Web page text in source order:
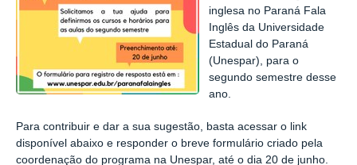
inglesa no Paraná Fala
Inglês da Universidade
Estadual do Paraná
(Unespar), para o
segundo semestre desse
ano.
Para contribuir e dar a sua sugestão, basta acessar o link
disponível abaixo e responder o breve formulário criado pela
coordenação do programa na Unespar, até o dia 20 de junho.